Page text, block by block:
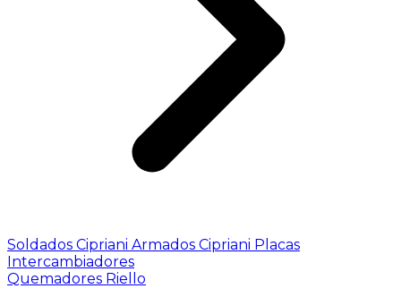
Soldados Cipriani Armados Cipriani Placas
Intercambiadores
Quemadores Riello